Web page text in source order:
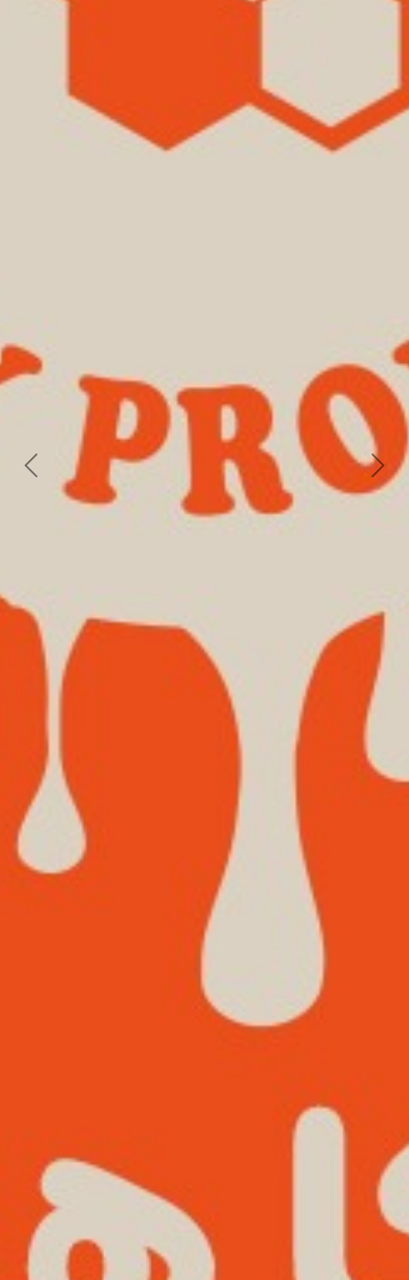
Previous
Next